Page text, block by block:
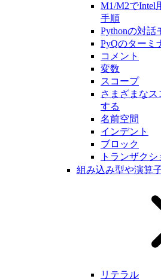
M1/M2でIntel
手順
Pythonの対話
PyQのターミ
コメント
変数
スコープ
さまざまな
する
名前空間
インデント
ブロック
トランザクシ
組み込み型や演算
リテラル